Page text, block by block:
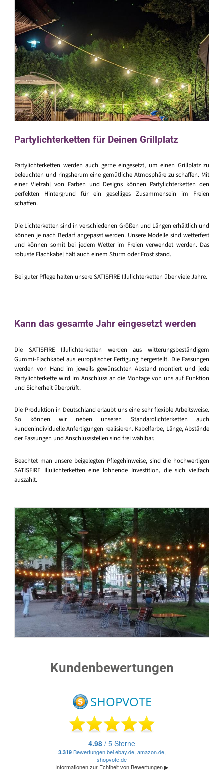
Partylichterketten für Deinen Grillplatz
Partylichterketten werden auch gerne eingesetzt, um einen Grillplatz zu
beleuchten und ringsherum eine gemütliche Atmosphäre zu schaffen. Mit
einer Vielzahl von Farben und Designs können Partylichterketten den
perfekten Hintergrund für ein geselliges Zusammensein im Freien
schaffen.
Die Lichterketten sind in verschiedenen Größen und Längen erhältlich und
können je nach Bedarf angepasst werden. Unsere Modelle sind wetterfest
und können somit bei jedem Wetter im Freien verwendet werden. Das
robuste Flachkabel hält auch einem Sturm oder Frost stand.
Bei guter Pflege halten unsere SATISFIRE Illulichterketten über viele Jahre.
Kann das gesamte Jahr eingesetzt werden
Die SATISFIRE Illulichterketten werden aus witterungsbeständigem
Gummi-Flachkabel aus europäischer Fertigung hergestellt. Die Fassungen
werden von Hand im jeweils gewünschten Abstand montiert und jede
Partylichterkette wird im Anschluss an die Montage von uns auf Funktion
und Sicherheit überprüft.
Die Produktion in Deutschland erlaubt uns eine sehr flexible Arbeitsweise.
So können wir neben unseren Standardlichterketten auch
kundenindividuelle Anfertigungen realisieren. Kabelfarbe, Länge, Abstände
der Fassungen und Anschlussstellen sind frei wählbar.
Beachtet man unsere beigelegten Pflegehinweise, sind die hochwertigen
SATISFIRE Illulichterketten eine lohnende Investition, die sich vielfach
auszahlt.
Kundenbewertungen